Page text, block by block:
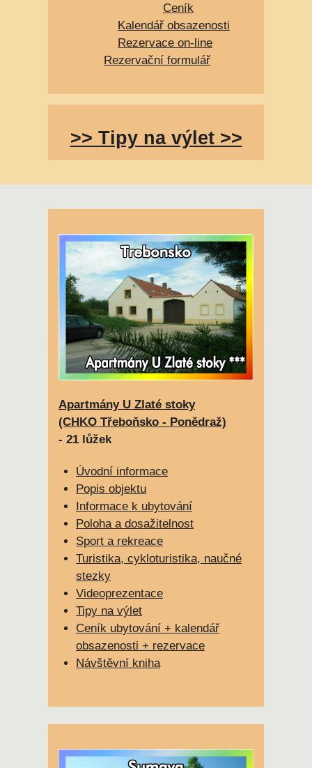
Ceník
Kalendář obsazenosti
Rezervace on-line
Rezervační formulář
>> Tipy na výlet >>
Apartmány U Zlaté stoky
(CHKO Třeboňsko - Ponědraž)
- 21 lůžek
Úvodní informace
Popis objektu
Informace k ubytování
Poloha a dosažitelnost
Sport a rekreace
Turistika, cykloturistika, naučné
stezky
Videoprezentace
Tipy na výlet
Ceník ubytování + kalendář
obsazenosti + rezervace
Návštěvní kniha